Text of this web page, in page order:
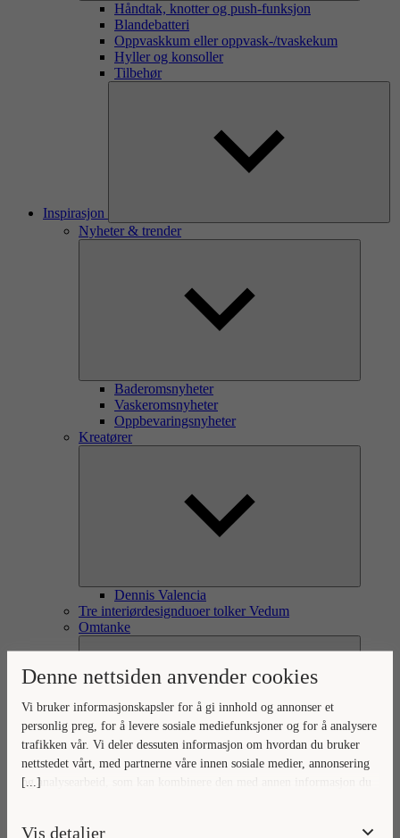
Denne nettsiden anvender cookies
[...]
Vi bruker informasjonskapsler for å gi innhold og annonser et
personlig preg, for å levere sosiale mediefunksjoner og for å analysere
trafikken vår. Vi deler dessuten informasjon om hvordan du bruker
nettstedet vårt, med partnerne våre innen sosiale medier, annonsering
og analysearbeid, som kan kombinere den med annen informasjon du
Vis detaljer
Håndtak, knotter og push-funksjon
Blandebatteri
Oppvaskkum eller oppvask-/tvaskekum
Hyller og konsoller
Tilbehør
Inspirasjon
Nyheter & trender
Baderomsnyheter
Vaskeromsnyheter
Oppbevaringsnyheter
Kreatører
Dennis Valencia
Tre interiørdesignduoer tolker Vedum
Omtanke